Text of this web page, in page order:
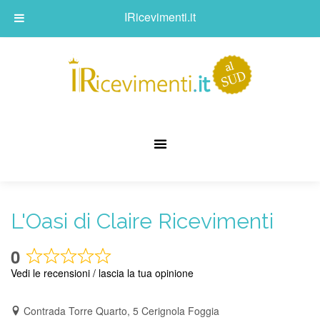
L'Oasi di Claire Ricevimenti
0 Rated
0
of
Vedi le recensioni / lascia la tua opinione
Contrada Torre Quarto, 5 Cerignola Foggia
IRicevimenti.it